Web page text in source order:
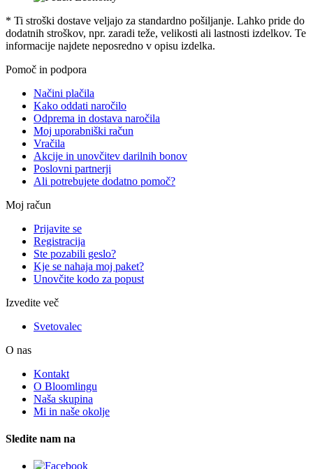
* Ti stroški dostave veljajo za standardno pošiljanje. Lahko pride do
dodatnih stroškov, npr. zaradi teže, velikosti ali lastnosti izdelkov. Te
informacije najdete neposredno v opisu izdelka.
Pomoč in podpora
Načini plačila
Kako oddati naročilo
Odprema in dostava naročila
Moj uporabniški račun
Vračila
Akcije in unovčitev darilnih bonov
Poslovni partnerji
Ali potrebujete dodatno pomoč?
Moj račun
Prijavite se
Registracija
Ste pozabili geslo?
Kje se nahaja moj paket?
Unovčite kodo za popust
Izvedite več
Svetovalec
O nas
Kontakt
O Bloomlingu
Naša skupina
Mi in naše okolje
Sledite nam na